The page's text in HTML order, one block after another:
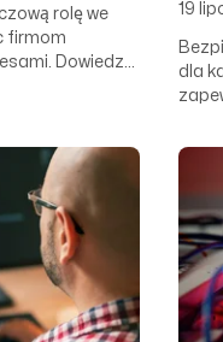
rolę we
firmom
Dowiedz
19
dla